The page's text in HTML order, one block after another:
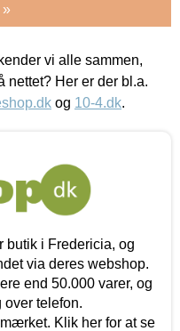
»
vi alle sammen,
nettet? Her er der bl.a.
og 10-4.dk.
butik i Fredericia, og
via deres webshop.
end 50.000 varer, og
telefon.
Klik her for at se